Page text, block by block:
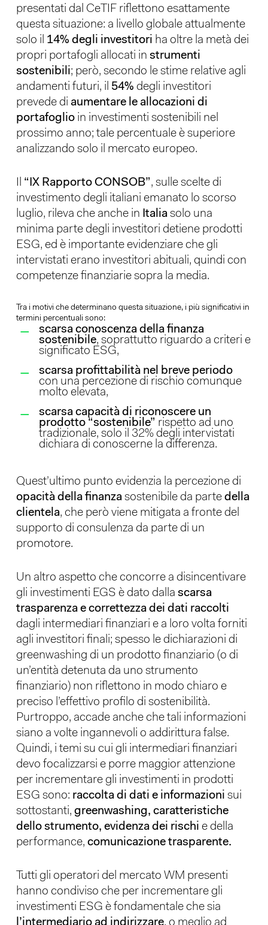
presentati dal CeTIF riflettono esattamente
questa situazione: a livello globale attualmente
solo il 14% degli investitori ha oltre la metà dei
propri portafogli allocati in strumenti
sostenibili; però, secondo le stime relative agli
andamenti futuri, il 54% degli investitori
prevede di aumentare le allocazioni di
portafoglioin investimenti sostenibili nel
prossimo anno; tale percentuale è superiore
analizzando solo il mercato europeo.
“IX Rapporto CONSOB”, sulle scelte di
investimento degli italiani emanato lo scorso
luglio, rileva che anche in Italiasolo una
minima parte degli investitori detiene prodotti
ESG, ed è importante evidenziare che gli
intervistati erano investitori abituali, quindi con
competenze finanziarie sopra la media.
Tra i motivi che determinano questa situazione, i più significativi in
termini percentuali sono:
scarsa conoscenza della finanza
sostenibile, soprattutto riguardo a criteri e
significato ESG,
scarsa profittabilità nel breve periodo
con una percezione di rischio comunque
molto elevata,
scarsa capacità di riconoscere un
prodotto “sostenibile” rispetto ad uno
tradizionale, solo il 32% degli intervistati
dichiara di conoscerne la differenza.
Quest’ultimo punto evidenzia la percezione di
opacità della finanzasostenibile da parte della
clientela, che però viene mitigata a fronte del
supporto di consulenza da parte di un
promotore.
Un altro aspetto che concorre a disincentivare
gli investimenti EGS è dato dalla scarsa
trasparenza e correttezza dei dati raccolti
dagli intermediari finanziari e a loro volta forniti
agli investitori finali; spesso le dichiarazioni di
greenwashing di un prodotto finanziario (o di
un’entità detenuta da uno strumento
finanziario) non riflettono in modo chiaro e
preciso l’effettivo profilo di sostenibilità.
Purtroppo, accade anche che tali informazioni
siano a volte ingannevoli o addirittura false.
Quindi, i temi su cui gli intermediari finanziari
devo focalizzarsi e porre maggior attenzione
per incrementare gli investimenti in prodotti
ESG sono: raccolta di dati e informazioni sui
sottostanti, greenwashing, caratteristiche
dello strumento, evidenza dei rischi e della
performance, comunicazione trasparente.
Tutti gli operatori del mercato WM presenti
hanno condiviso che per incrementare gli
investimenti ESG è fondamentale che sia
l’intermediario ad indirizzare, o meglio ad